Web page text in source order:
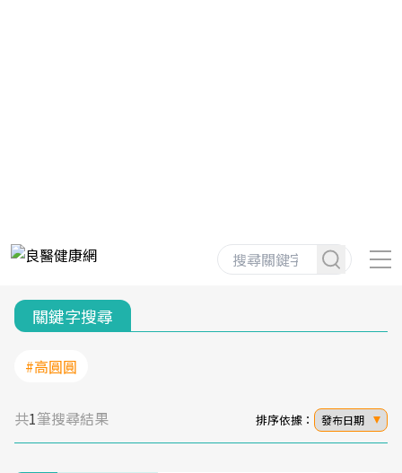
關鍵字搜尋
#高圓圓
共1筆搜尋結果 排序依據： 發布日期